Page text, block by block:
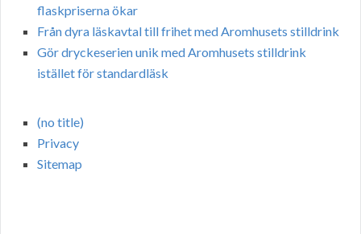
flaskpriserna ökar
Från dyra läskavtal till frihet med Aromhusets stilldrink
Gör dryckeserien unik med Aromhusets stilldrink
istället för standardläsk
(no title)
Privacy
Sitemap